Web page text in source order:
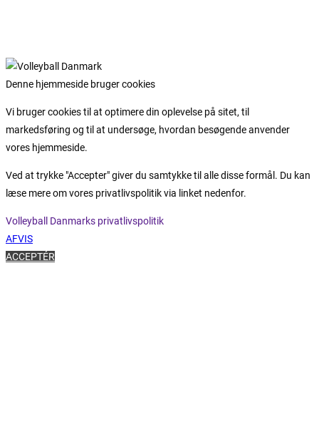
Denne hjemmeside bruger cookies
Vi bruger cookies til at optimere din oplevelse på sitet, til
markedsføring og til at undersøge, hvordan besøgende anvender
vores hjemmeside.
Ved at trykke "Accepter" giver du samtykke til alle disse formål. Du kan
læse mere om vores privatlivspolitik via linket nedenfor.
Volleyball Danmarks privatlivspolitik
AFVIS
ACCEPTÉR